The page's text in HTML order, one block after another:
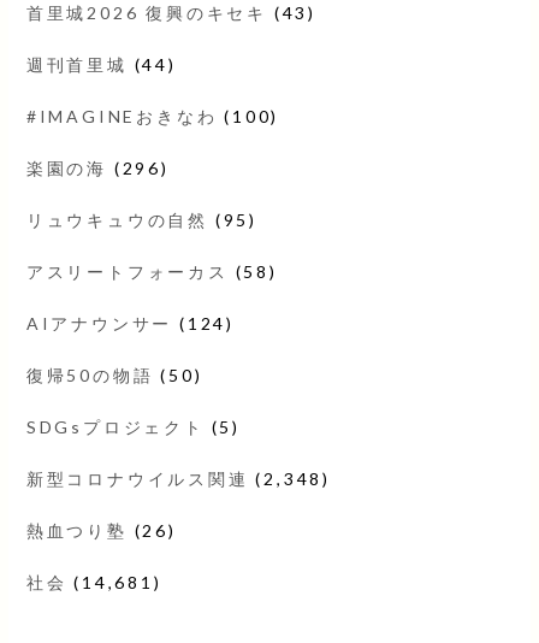
首里城2026 復興のキセキ (43)
週刊首里城 (44)
#IMAGINEおきなわ (100)
楽園の海 (296)
リュウキュウの自然 (95)
アスリートフォーカス (58)
AIアナウンサー (124)
復帰50の物語 (50)
SDGsプロジェクト (5)
新型コロナウイルス関連 (2,348)
熱血つり塾 (26)
社会 (14,681)